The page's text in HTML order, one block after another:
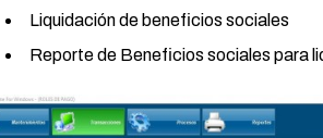
Liquidación de beneficios sociales
Reporte de Beneficios sociales para